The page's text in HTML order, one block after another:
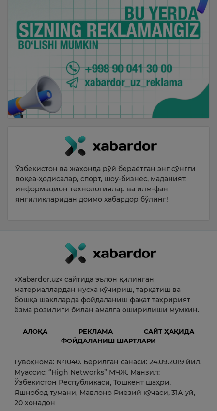
Ўзбекистон ва жаҳонда рўй бераётган энг сўнгги
воқеа-ҳодисалар, спорт, шоу-бизнес, маданият,
информацион технологиялар ва илм-фан
янгиликларидан доимо хабардор бўлинг!
«Xabardor.uz» сайтида эълон қилинган
материаллардан нусха кўчириш, тарқатиш ва
бошқа шаклларда фойдаланиш фақат таҳририят
ёзма розилиги билан амалга оширилиши мумкин.
АЛОҚА РЕКЛАМА
САЙТ ҲАҚИДА
ФОЙДАЛАНИШ ШАРТЛАРИ
Гувоҳнома: №1040. Берилган санаси: 24.09.2019 йил.
Муассис: “High Networks” МЧЖ. Манзил:
Ўзбекистон Республикаси, Тошкент шаҳри,
Яшнобод тумани, Мавлоно Риёзий кўчаси, 31А уй,
20 хонадон